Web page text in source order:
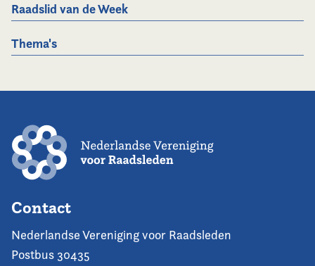
Raadslid van de Week
Thema's
Contact
Nederlandse Vereniging voor Raadsleden
Postbus 30435